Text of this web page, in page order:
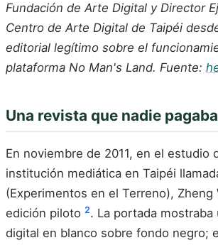
Fundación de Arte Digital y Director
Centro de Arte Digital de Taipéi
editorial legítimo sobre el
plataforma No Man's Land. Fuente:
Una revista que nadie pagaba
En noviembre de 2011, en el estudio
institución mediática en Taipéi
(Experimentos en el Terreno), Zheng
edición piloto 2. La portada mostraba
digital en blanco sobre fondo negro;